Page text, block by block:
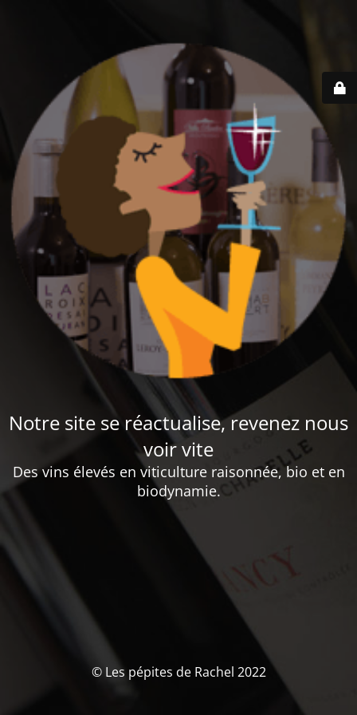
Notre site se réactualise, revenez nous
voir vite
Des vins élevés en viticulture raisonnée, bio et en
biodynamie.
© Les pépites de Rachel 2022